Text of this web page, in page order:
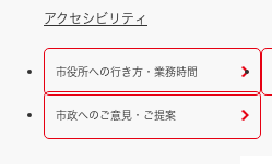
アクセシビリティ
市役所への行き方・業務時間
市政へのご意見・ご提案